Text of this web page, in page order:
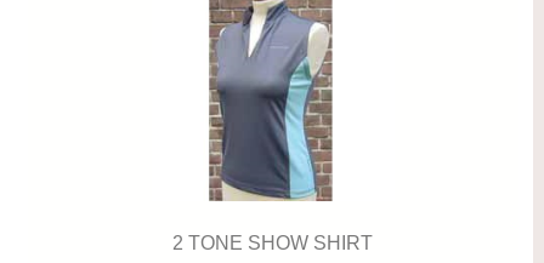
2 TONE SHOW SHIRT